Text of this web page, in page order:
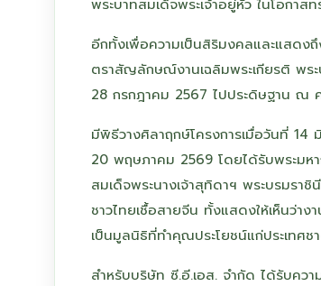
พระบาทสมเด็จพระเจ้าอยู่หัว ในโอกา
อีกทั้งเพื่อความเป็นสิริมงคลและแสดง
ตราสัญลักษณ์งานเฉลิมพระเกียรติ พระ
28 กรกฎาคม 2567 ไปประดิษฐาน ณ
มีพิธีวางศิลาฤกษ์โครงการเมื่อวันที่ 14
20 พฤษภาคม 2569 โดยได้รับพระมห
สมเด็จพระนางเจ้าสุทิดาฯ พระบรมร
ชาวไทยเชื้อสายจีน ทั้งแสดงให้เห็นว่า
เป็นมูลนิธิที่ทำคุณประโยชน์แก่ประเทศ
สำหรับบริษัท ซี.อี.เอส. จำกัด ได้รับควา